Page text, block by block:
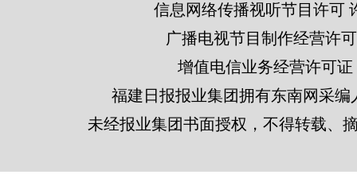
信息网络传播视听节目许可
广播电视节目制作经营许
增值电信业务经营许可证
福建日报报业集团拥有东南网采
未经报业集团书面授权，不得转载、